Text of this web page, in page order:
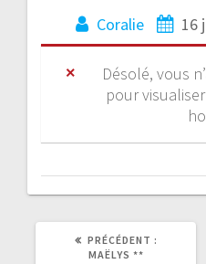
Coralie 16
Désolé, vous
pour
PRÉCÉDENT :
MAËLYS **